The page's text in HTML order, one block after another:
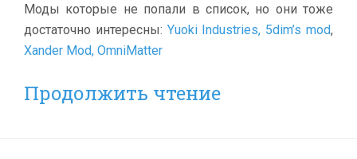
Моды которые не попали в список, но они тоже
достаточно интересны: Yuoki Industries, 5dim’s mod,
Xander Mod, OmniMatter
Продолжить чтение